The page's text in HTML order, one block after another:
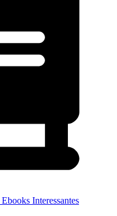
Ebooks Interessantes